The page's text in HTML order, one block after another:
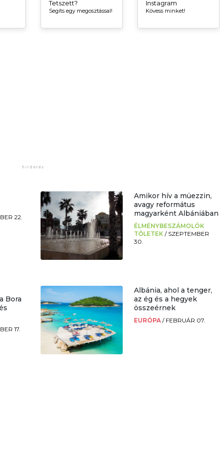
Tetszett?
Segíts egy megosztással!
Instagram
Kövess minket!
22.
Amikor hív a müezzin,
avagy református
magyarként Albániában
ÉLMÉNYBESZÁMOLÓK
TŐLETEK / SZEPTEMBER
30.
Bora
17.
Albánia, ahol a tenger,
az ég és a hegyek
összeérnek
EURÓPA / FEBRUÁR 07.